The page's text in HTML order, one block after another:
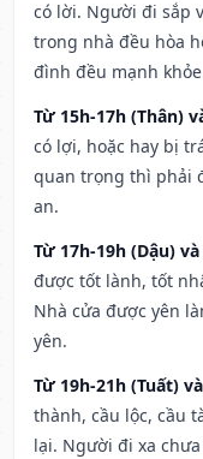
có lời. Người đi sắp
trong nhà đều hòa
đình đều mạnh
Từ 15h-17h (Thân)
có lợi, hoặc hay bị
quan trọng thì phải
an.
Từ 17h-19h (Dậu)
được tốt lành, tốt
Nhà cửa được yên
yên.
Từ 19h-21h (Tuất)
thành, cầu lộc, cầu
lại. Người đi xa